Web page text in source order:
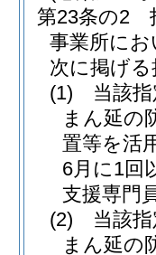
第23条の2
事業所に
次に掲げ
(1)
当該
まん延の
置等を活
6月に1回
支援専門
(2)
当該
まん延の